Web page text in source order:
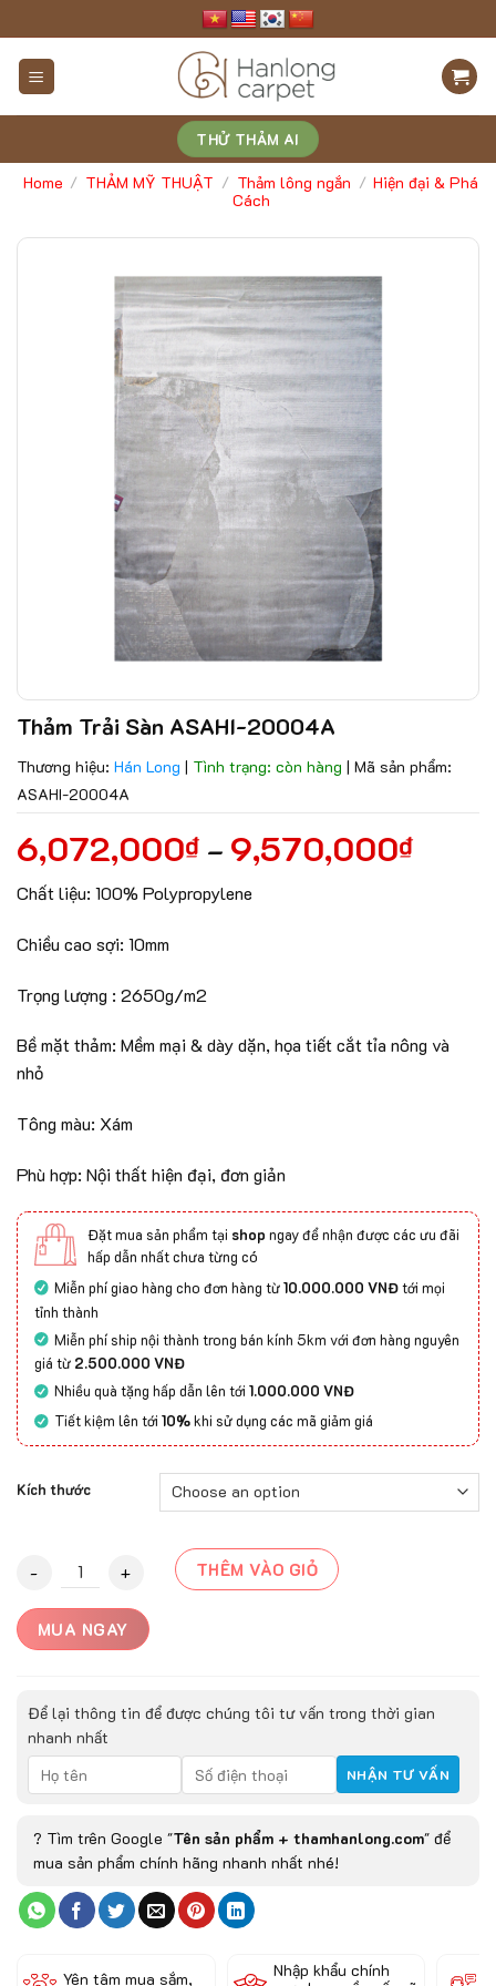
to
content
THỬ THẢM AI
Home / THẢM MỸ THUẬT / Thảm lông ngắn / Hiện đại & Phá
Cách
Thảm Trải Sàn ASAHI-20004A
Thương hiệu: Hán Long | Tình trạng: còn hàng | Mã sản phẩm:
ASAHI-20004A
6,072,000₫ – 9,570,000₫
Chất liệu: 100% Polypropylene
Chiều cao sợi: 10mm
Trọng lượng : 2650g/m2
Bề mặt thảm: Mềm mại & dày dặn, họa tiết cắt tỉa nông và
nhỏ
Tông màu: Xám
Phù hợp: Nội thất hiện đại, đơn giản
Đặt mua sản phẩm tại shop ngay để nhận được các ưu đãi
hấp dẫn nhất chưa từng có
Miễn phí giao hàng cho đơn hàng từ10.000.000 VNĐtới mọi
tỉnh thành
Miễn phí ship nội thành trong bán kính 5km với đơn hàng nguyên
giá từ 2.500.000 VNĐ
Nhiều quà tặng hấp dẫn lên tới1.000.000 VNĐ
Tiết kiệm lên tới10%khi sử dụng các mã giảm giá
Kích thước
Thảm Trải Sàn ASAHI-20004A quantity
THÊM VÀO GIỎ
MUA NGAY
Để lại thông tin để được chúng tôi tư vấn trong thời gian
nhanh nhất
? Tìm trên Google "Tên sản phẩm + thamhanlong.com" để
mua sản phẩm chính hãng nhanh nhất nhé!
Yên tâm mua sắm,
Nhập khẩu chính